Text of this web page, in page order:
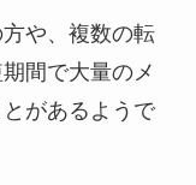
や、複数の転
間で大量のメ
があるようで